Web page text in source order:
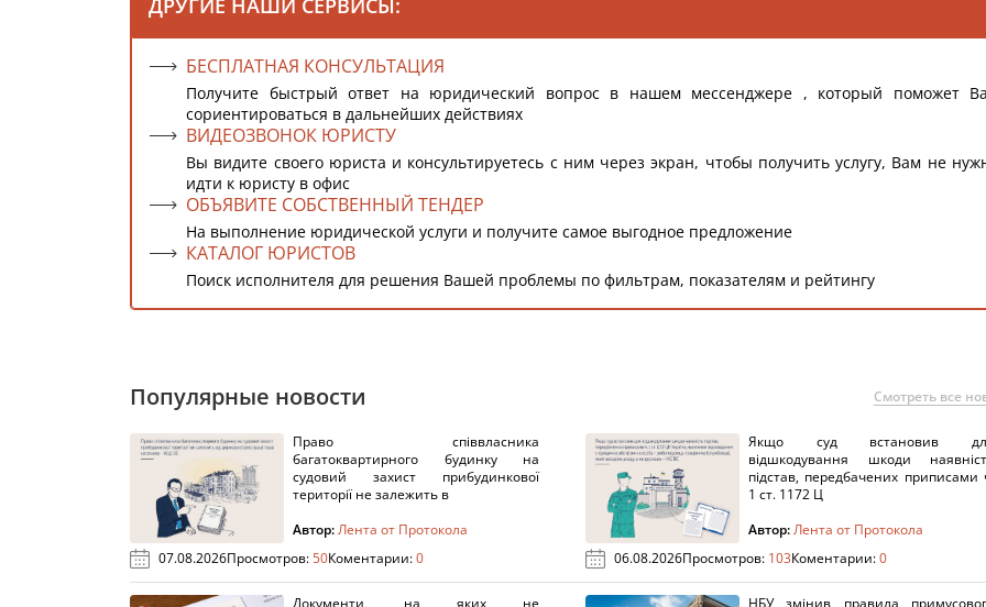
ДРУГИЕ НАШИ СЕРВИСЫ:
БЕСПЛАТНАЯ КОНСУЛЬТАЦИЯ
Получите быстрый ответ на юридический вопрос в нашем мессенджере , который поможет
сориентироваться в дальнейших действиях
ВИДЕОЗВОНОК ЮРИСТУ
Вы видите своего юриста и консультируетесь с ним через экран, чтобы получить услугу, Вам не
идти к юристу в офис
ОБЪЯВИТЕ СОБСТВЕННЫЙ ТЕНДЕР
На выполнение юридической услуги и получите самое выгодное предложение
КАТАЛОГ ЮРИСТОВ
Поиск исполнителя для решения Вашей проблемы по фильтрам, показателям и рейтингу
Популярные новости Смотреть все
Право співвласника
багатоквартирного будинку на
судовий захист прибудинкової
території не залежить в
Автор:Лента от Протокола
07.08.2026Просмотров:50Коментарии:0
Якщо суд встановив
відшкодування шкоди
підстав, передбачених приписами
1 ст. 1172 Ц
Автор:Лента от Протокола
06.08.2026Просмотров: 103Коментарии:0
Документи, на яких не
НБУ змінив правила